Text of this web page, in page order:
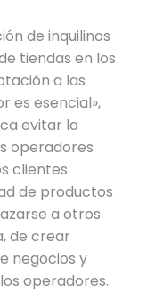
de inquilinos
tiendas en los
a las
es esencial»,
evitar la
operadores
clientes
de productos
a otros
de crear
negocios y
operadores.